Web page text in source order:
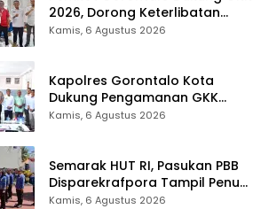
2026, Dorong Keterlibatan
UMKM dan Ekraf Lokal
Kamis, 6 Agustus 2026
Kapolres Gorontalo Kota
Dukung Pengamanan GKK
2026, Disparekrafpora Perkuat
Kamis, 6 Agustus 2026
Semarak HUT RI, Pasukan PBB
Disparekrafpora Tampil Penuh
Semangat
Kamis, 6 Agustus 2026